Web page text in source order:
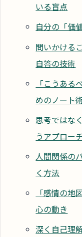
いる盲点
自分の「価
問いかける
自答の技術
「こうある
めのノート
思考ではな
うアプロー
人間関係の
く方法
「感情の地
心の動き
深く自己理